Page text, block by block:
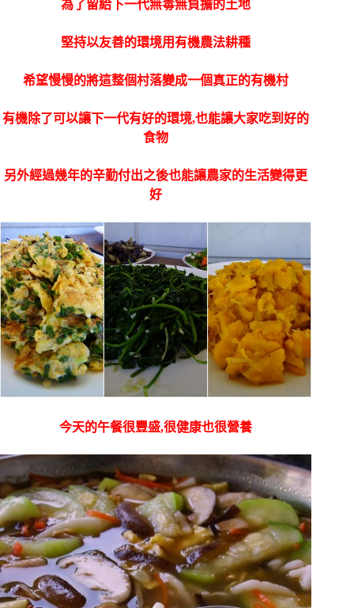
為了留給下一代無毒無負擔的土地
堅持以友善的環境用有機農法耕種
希望慢慢的將這整個村落變成一個真正的有機村
有機除了可以讓下一代有好的環境,也能讓大家吃到好的
食物
另外經過幾年的辛勤付出之後也能讓農家的生活變得更
好
今天的午餐很豐盛,很健康也很營養